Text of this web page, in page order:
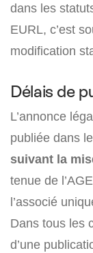
dans les
EURL, c’est
modification
Délais de
L’annonce
publiée dans
suivant la
tenue de
l’associé
Dans tous les
d’une